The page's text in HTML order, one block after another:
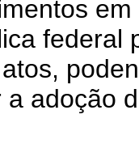
federal
adoção